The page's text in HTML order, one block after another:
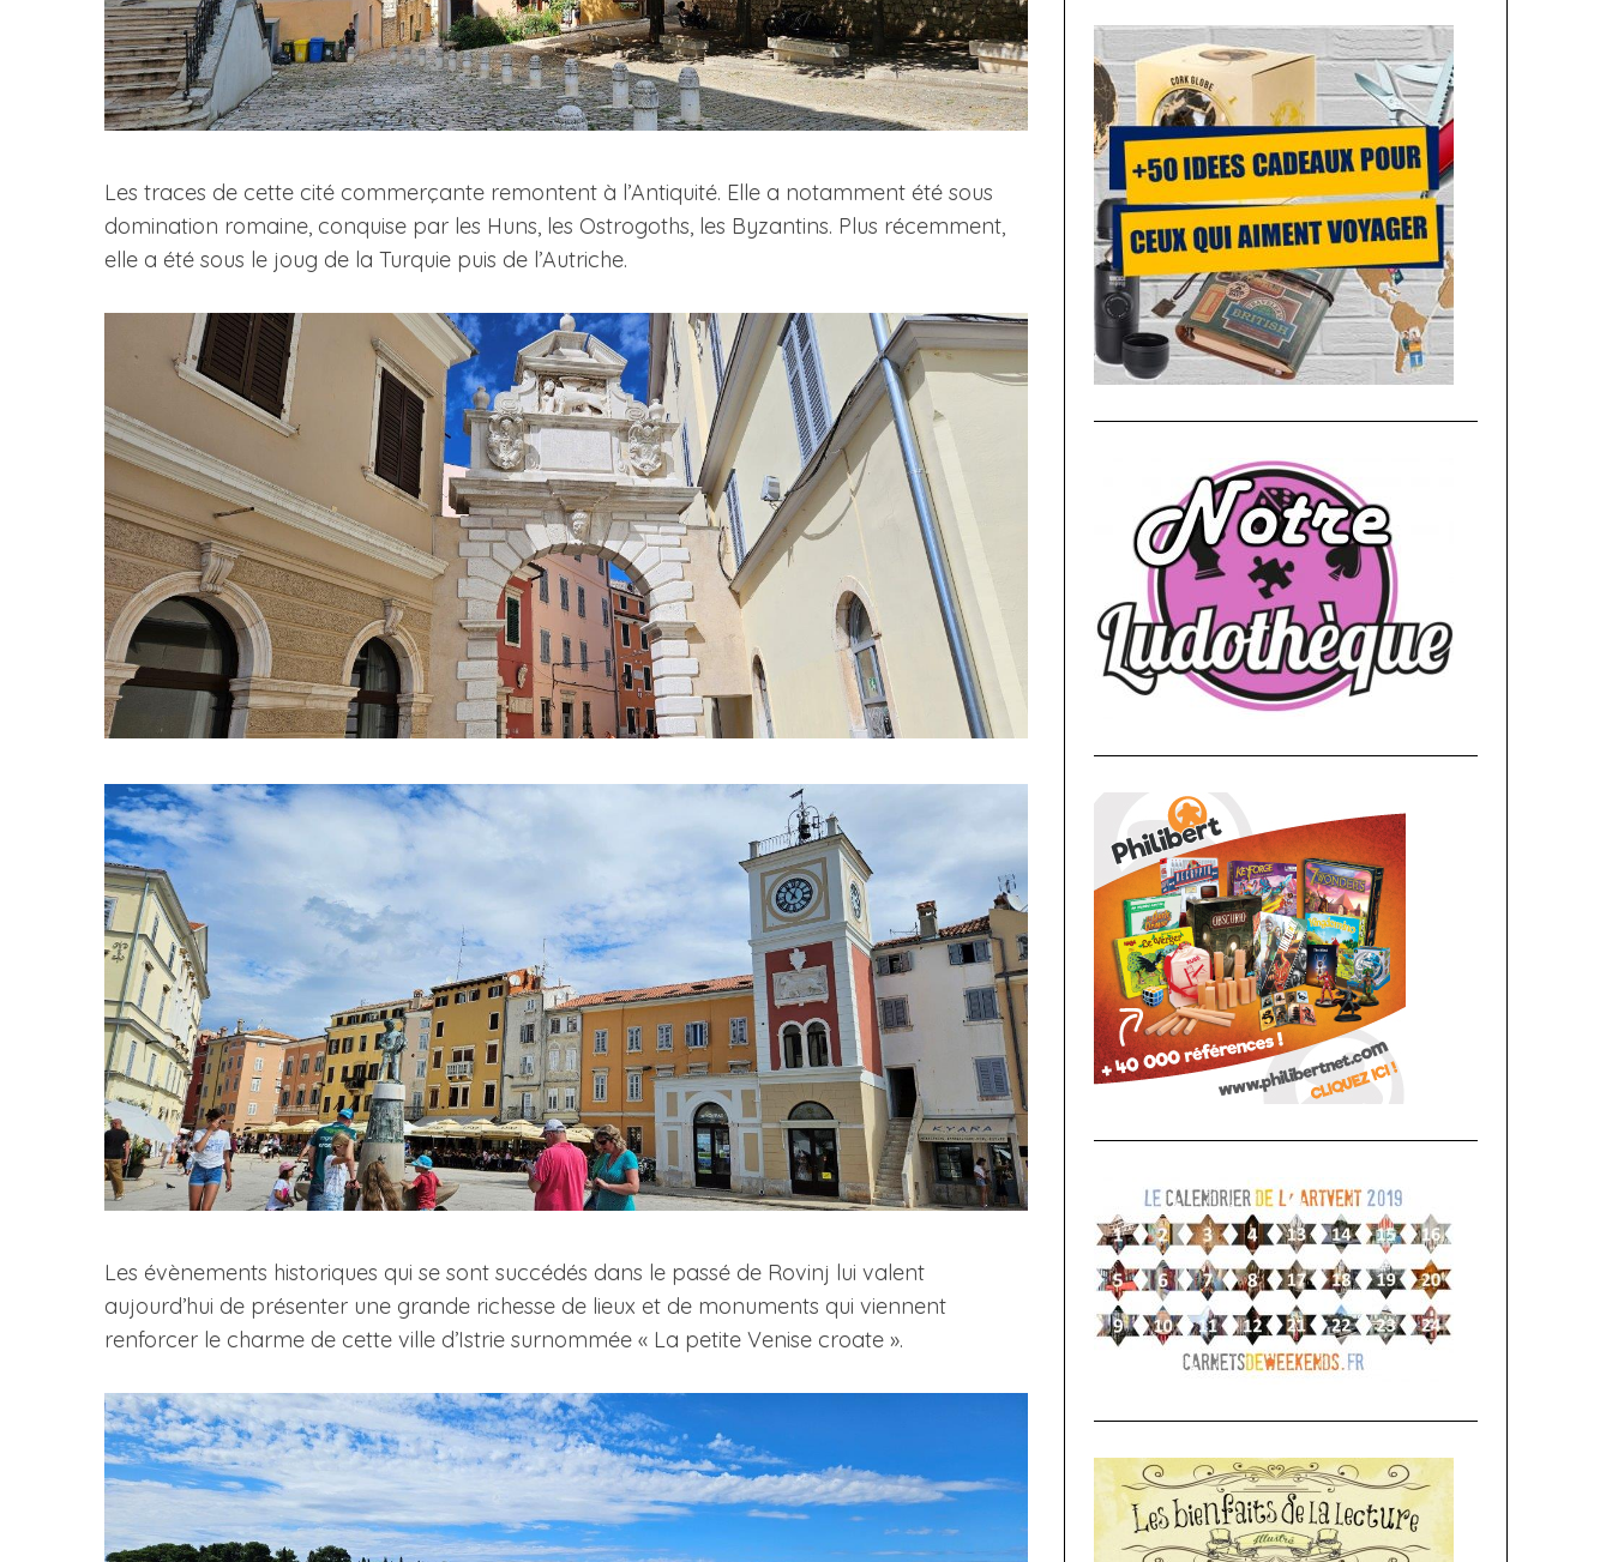
Les traces de cette cité commerçante remontent à l’Antiquité. Elle a notamment été sous
domination romaine, conquise par les Huns, les Ostrogoths, les Byzantins. Plus récemment,
elle a été sous le joug de la Turquie puis de l’Autriche.
Les évènements historiques qui se sont succédés dans le passé de Rovinj lui valent
aujourd’hui de présenter une grande richesse de lieux et de monuments qui viennent
renforcer le charme de cette ville d’Istrie surnommée « La petite Venise croate ».